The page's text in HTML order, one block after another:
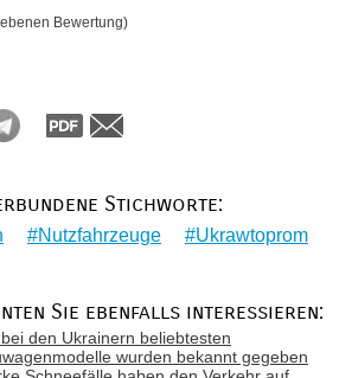
Bewertung)
Stichworte:
Nutzfahrzeuge Ukrawtoprom
Sie ebenfalls interessieren:
den Ukrainern beliebtesten
wurden bekannt gegeben